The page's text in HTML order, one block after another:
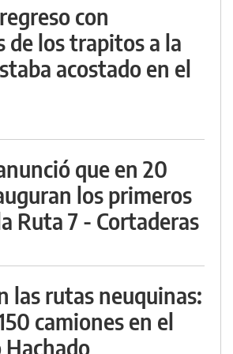
con
de los trapitos a la
acostado en el
que en 20
los primeros
Ruta 7 - Cortaderas
las rutas neuquinas:
camiones en el
Hachado